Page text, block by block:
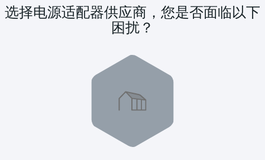
选择电源适配器供应商，您是否面临以下
困扰？